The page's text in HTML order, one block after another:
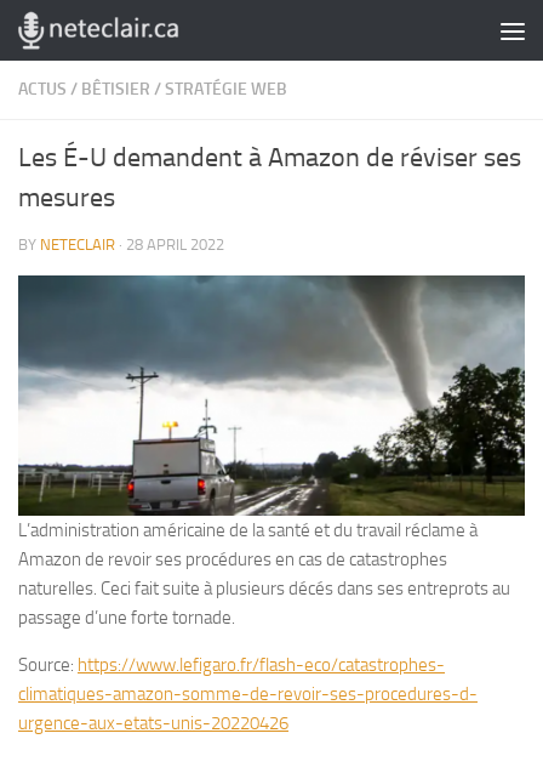
Skip to content
ACTUS / BÊTISIER /STRATÉGIE WEB
Les É-U demandent à Amazon de réviser ses
mesures
BY NETECLAIR · 28 APRIL 2022
L’administration américaine de la santé et du travail réclame à
Amazon de revoir ses procédures en cas de catastrophes
naturelles. Ceci fait suite à plusieurs décés dans ses entreprots au
passage d’une forte tornade.
Source: https://www.lefigaro.fr/flash-eco/catastrophes-
climatiques-amazon-somme-de-revoir-ses-procedures-d-
urgence-aux-etats-unis-20220426